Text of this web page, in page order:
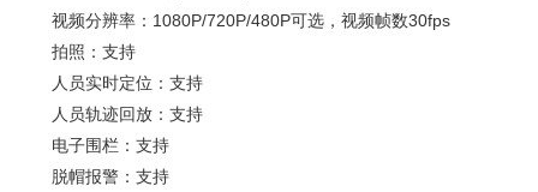
视频分辨率：1080P/720P/480P可选，视频帧数30fps
拍照：支持
人员实时定位：支持
人员轨迹回放：支持
电子围栏：支持
脱帽报警：支持